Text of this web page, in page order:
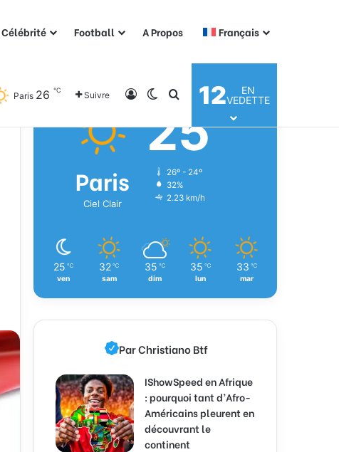
Célébrité Football A Propos Français
Paris 26 ℃ Suivre ConnexionSwitch skin
Rechercher
12
EN
VEDETTE
Météo
Paris
Ciel Clair
25 ℃
26º - 24º
32%
2.23 km/h
25 ℃
ven
32 ℃
sam
35 ℃
dim
35 ℃
lun
33 ℃
mar
Par Christiano Btf
IShowSpeed en Afrique
: pourquoi tant d’Afro-
Américains pleurent en
découvrant le
continent